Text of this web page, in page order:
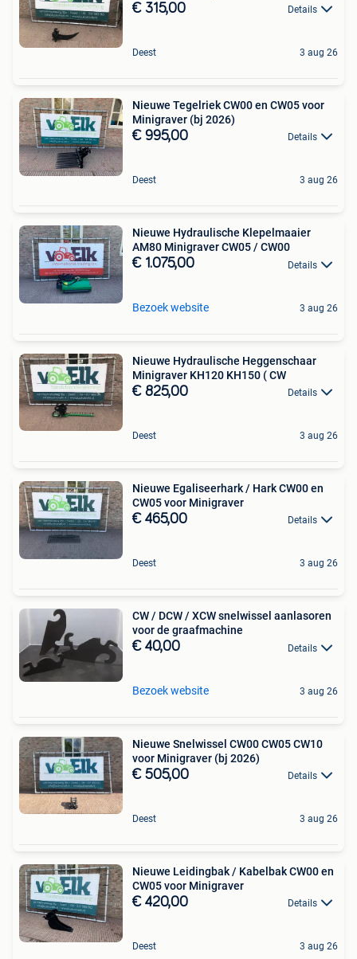
€ 315,00 Details
Deest 3 aug 26
Nieuwe Tegelriek CW00 en CW05 voor
Minigraver (bj 2026)
€ 995,00 Details
Deest 3 aug 26
Nieuwe Hydraulische Klepelmaaier
AM80 Minigraver CW05 / CW00
€ 1.075,00 Details
Bezoek website 3 aug 26
Nieuwe Hydraulische Heggenschaar
Minigraver KH120 KH150 ( CW
€ 825,00 Details
Deest 3 aug 26
Nieuwe Egaliseerhark / Hark CW00 en
CW05 voor Minigraver
€ 465,00 Details
Deest 3 aug 26
CW / DCW / XCW snelwissel aanlasoren
voor de graafmachine
€ 40,00 Details
Bezoek website 3 aug 26
Nieuwe Snelwissel CW00 CW05 CW10
voor Minigraver (bj 2026)
€ 505,00 Details
Deest 3 aug 26
Nieuwe Leidingbak / Kabelbak CW00 en
CW05 voor Minigraver
€ 420,00 Details
Deest 3 aug 26